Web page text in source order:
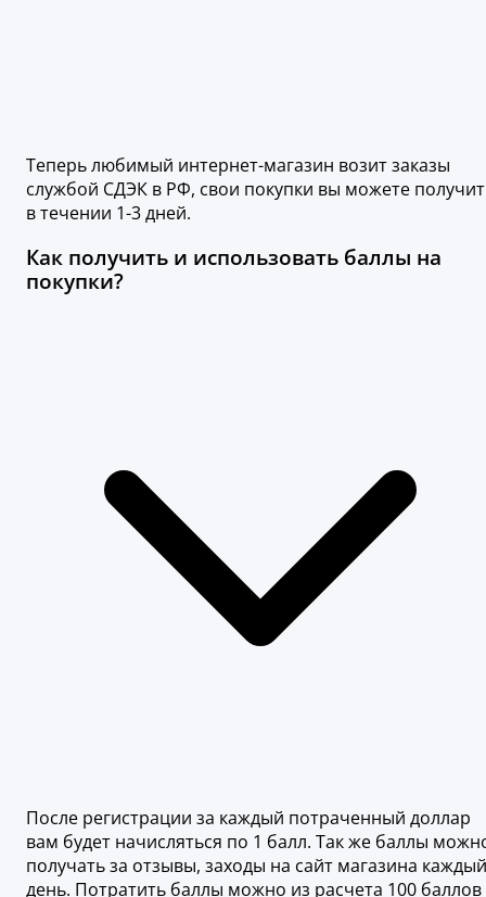
Теперь любимый интернет-магазин возит заказы
службой СДЭК в РФ, свои покупки вы можете
в течении 1-3 дней.
Как получить и использовать баллы на
покупки?
После регистрации за каждый потраченный доллар
вам будет начисляться по 1 балл. Так же баллы
получать за отзывы, заходы на сайт магазина каждый
день. Потратить баллы можно из расчета 100 баллов